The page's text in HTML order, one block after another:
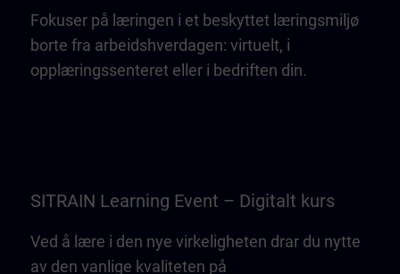
Fokuser på læringen i et beskyttet læringsmiljø
borte fra arbeidshverdagen: virtuelt, i
opplæringssenteret eller i bedriften din.
SITRAIN Learning Event – Digitalt kurs
Ved å lære i den nye virkeligheten drar du nytte
av den vanlige kvaliteten på